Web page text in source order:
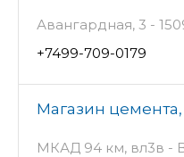
Авангардная, 3 -
+7499-709-0179
Магазин
МКАД 94 км, вл3в -